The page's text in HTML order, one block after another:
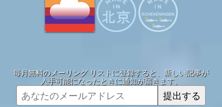
毎月無料のメーリング リストに登録すると、新しい記事が
入手可能になったときに通知が届きます。
提出する